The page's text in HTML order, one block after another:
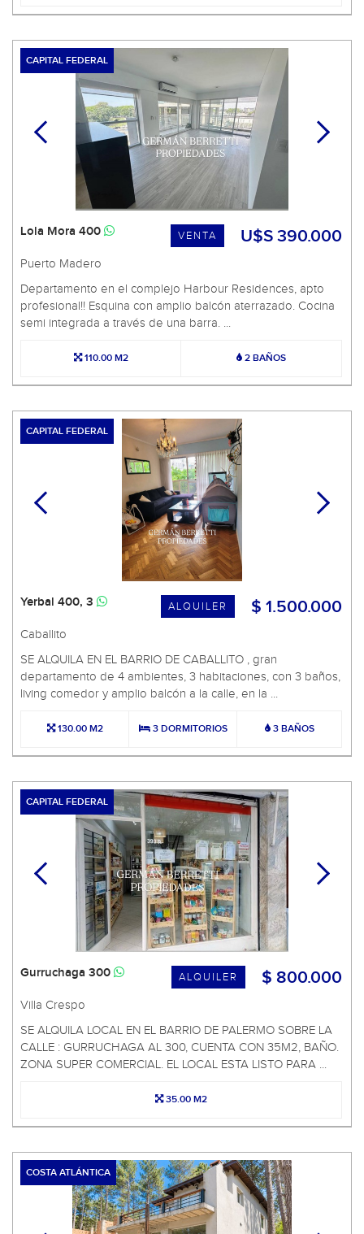
CAPITAL FEDERAL
U$S 390.000
VENTA
Lola Mora 400
Puerto Madero
Departamento en el complejo Harbour Residences, apto
profesional!! Esquina con amplio balcón aterrazado. Cocina
semi integrada a través de una barra. ...
110.00 M2 2 BAÑOS
CAPITAL FEDERAL
$ 1.500.000
ALQUILER
Yerbal 400, 3
Caballito
SE ALQUILA EN EL BARRIO DE CABALLITO , gran
departamento de 4 ambientes, 3 habitaciones, con 3 baños,
living comedor y amplio balcón a la calle, en la ...
130.00 M2 3 DORMITORIOS 3 BAÑOS
CAPITAL FEDERAL
$ 800.000
ALQUILER
Gurruchaga 300
Villa Crespo
SE ALQUILA LOCAL EN EL BARRIO DE PALERMO SOBRE LA
CALLE : GURRUCHAGA AL 300, CUENTA CON 35M2, BAÑO.
ZONA SUPER COMERCIAL. EL LOCAL ESTA LISTO PARA ...
35.00 M2
COSTA ATLÁNTICA